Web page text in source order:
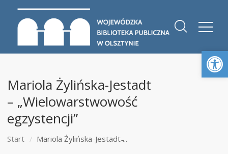
Mariola Żylińska-Jestadt
– „Wielowarstwowość
egzystencji”
Start Mariola Żylińska-Jestadt ̵...